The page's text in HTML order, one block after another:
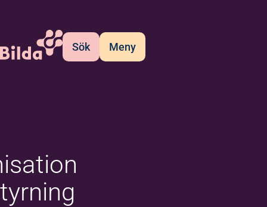
Sök Meny